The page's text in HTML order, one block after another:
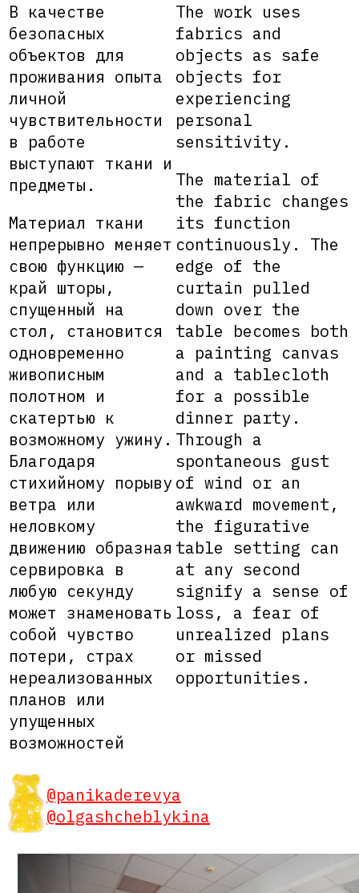
В качестве
безопасных
объектов для
проживания опыта
личной
чувствительности
в работе
выступают ткани и
предметы.
Материал ткани
непрерывно меняет
свою функцию —
край шторы,
спущенный на
стол, становится
одновременно
живописным
полотном и
скатертью к
возможному ужину.
Благодаря
стихийному порыву
ветра или
неловкому
движению образная
сервировка в
любую секунду
может знаменовать
собой чувство
потери, страх
нереализованных
планов или
упущенных
возможностей
The work uses
fabrics and
objects as safe
objects for
experiencing
personal
sensitivity.
The material of
the fabric changes
its function
continuously. The
edge of the
curtain pulled
down over the
table becomes both
a painting canvas
and a tablecloth
for a possible
dinner party.
Through a
spontaneous gust
of wind or an
awkward movement,
the figurative
table setting can
at any second
signify a sense of
loss, a fear of
unrealized plans
or missed
opportunities.
@panikaderevya
@olgashcheblykina